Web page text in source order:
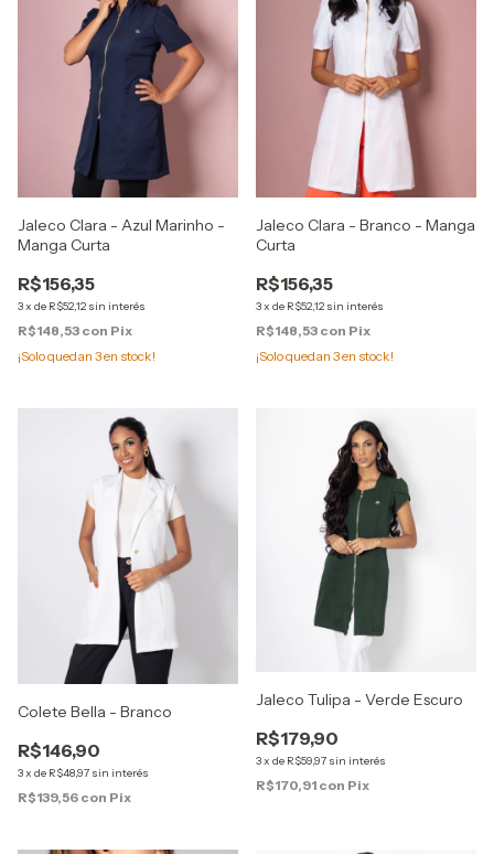
Jaleco Clara - Azul Marinho -
Manga Curta
R$156,35
3x de R$52,12 sin interés
R$148,53 con Pix
¡Solo quedan 3en stock!
Jaleco Clara - Branco - Manga
Curta
R$156,35
3x de R$52,12 sin interés
R$148,53 con Pix
¡Solo quedan 3en stock!
Colete Bella - Branco
R$146,90
3x de R$48,97 sin interés
R$139,56 con Pix
Jaleco Tulipa - Verde Escuro
R$179,90
3x de R$59,97 sin interés
R$170,91 con Pix